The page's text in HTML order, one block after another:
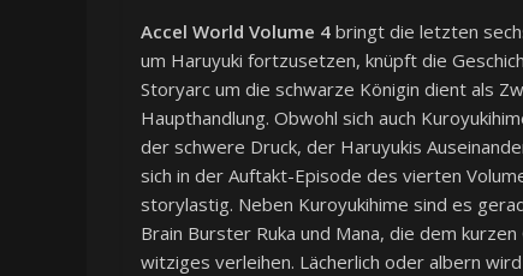
Accel World Volume 4 bringt die letzten
um Haruyuki fortzusetzen, knüpft die
Storyarc um die schwarze Königin dient als
Haupthandlung. Obwohl sich auch
der schwere Druck, der Haruyukis
sich in der Auftakt-Episode des vierten
storylastig. Neben Kuroyukihime sind es
Brain Burster Ruka und Mana, die dem
witziges verleihen. Lächerlich oder albern